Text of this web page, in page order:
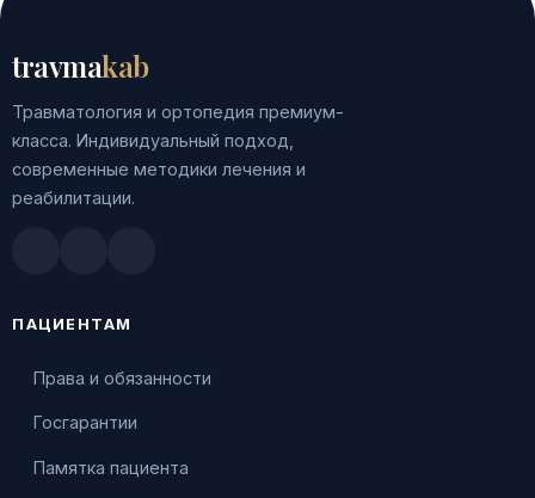
travmakab
Травматология и ортопедия премиум-
класса. Индивидуальный подход,
современные методики лечения и
реабилитации.
ПАЦИЕНТАМ
Права и обязанности
Госгарантии
Памятка пациента